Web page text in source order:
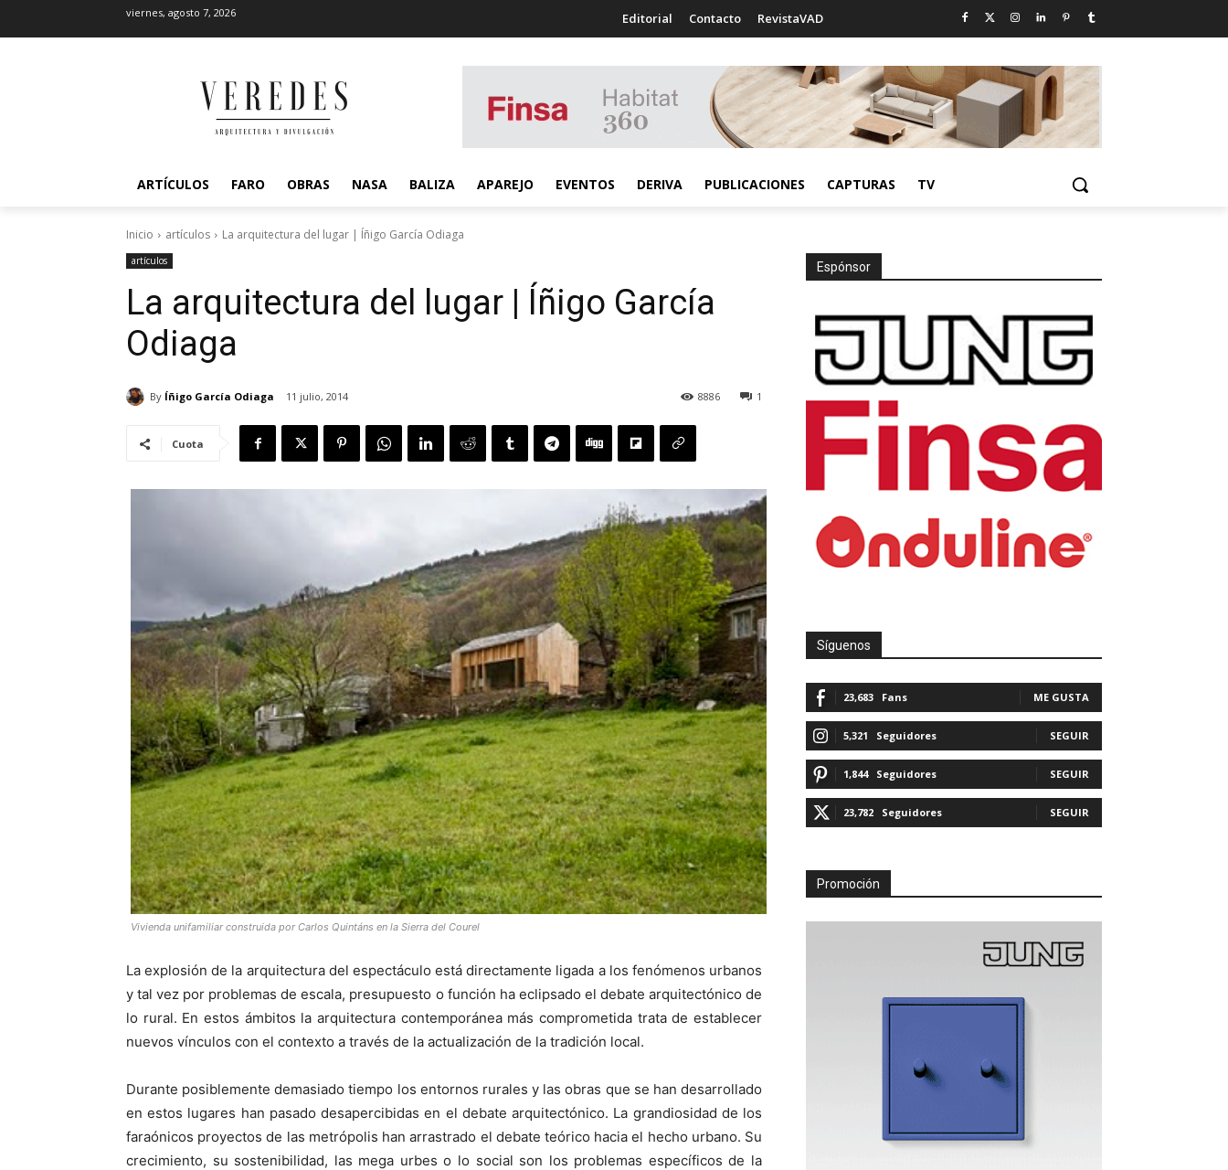
viernes, agosto 7, 2026 Editorial Contacto RevistaVAD
ARTÍCULOS FARO OBRAS NASA BALIZA APAREJO EVENTOS DERIVA PUBLICACIONES CAPTURAS TV
Inicio artículos La arquitectura del lugar | Íñigo García Odiaga
artículos
La arquitectura del lugar | Íñigo García
Odiaga
By Íñigo García Odiaga 11 julio, 2014 1
8886
Cuota
Vivienda unifamiliar construida por Carlos Quintáns en la Sierra del Courel
La explosión de la arquitectura del espectáculo está directamente ligada a los fenómenos urbanos
y tal vez por problemas de escala, presupuesto o función ha eclipsado el debate arquitectónico de
lo rural. En estos ámbitos la arquitectura contemporánea más comprometida trata de establecer
nuevos vínculos con el contexto a través de la actualización de la tradición local.
Durante posiblemente demasiado tiempo los entornos rurales y las obras que se han desarrollado
en estos lugares han pasado desapercibidas en el debate arquitectónico. La grandiosidad de los
faraónicos proyectos de las metrópolis han arrastrado el debate teórico hacia el hecho urbano. Su
crecimiento, su sostenibilidad, las mega urbes o lo social son los problemas específicos de la
Espónsor
Síguenos
23,683 Fans ME GUSTA
5,321 Seguidores SEGUIR
1,844 Seguidores SEGUIR
23,782 Seguidores SEGUIR
Promoción